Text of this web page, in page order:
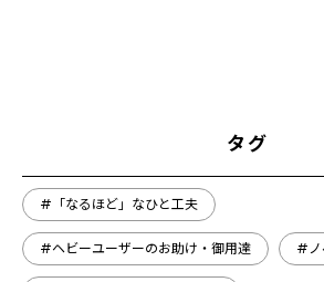
タグ
#「なるほど」なひと工夫
#ヘビーユーザーのお助け・御用達 #ノ